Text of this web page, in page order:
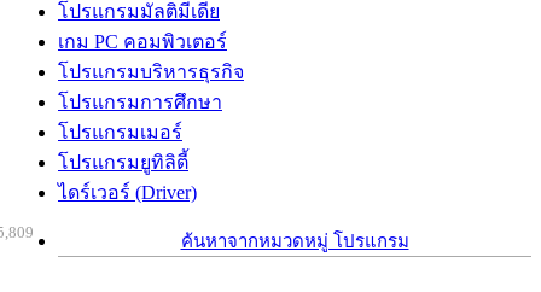
โปรแกรมมัลติมีเดีย
เกม PC คอมพิวเตอร์
โปรแกรมบริหารธุรกิจ
โปรแกรมการศึกษา
โปรแกรมเมอร์
โปรแกรมยูทิลิตี้
ไดร์เวอร์ (Driver)
ค้นหาจากหมวดหมู่ โปรแกรม